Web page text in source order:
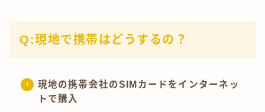
Q:現地で携帯はどうするの？
現地の携帯会社のSIMカードをインターネッ
トで購入